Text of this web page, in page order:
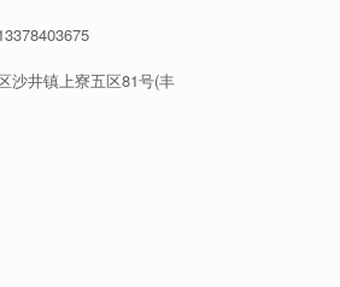
沙井镇上寮五区81号(丰